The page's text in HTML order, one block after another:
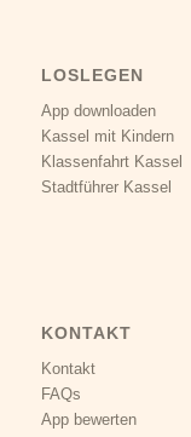
LOSLEGEN
App downloaden
Kassel mit Kindern
Klassenfahrt Kassel
Stadtführer Kassel
KONTAKT
Kontakt
FAQs
App bewerten